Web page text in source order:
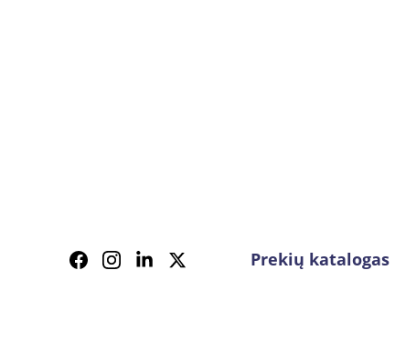
Prekių katalogas